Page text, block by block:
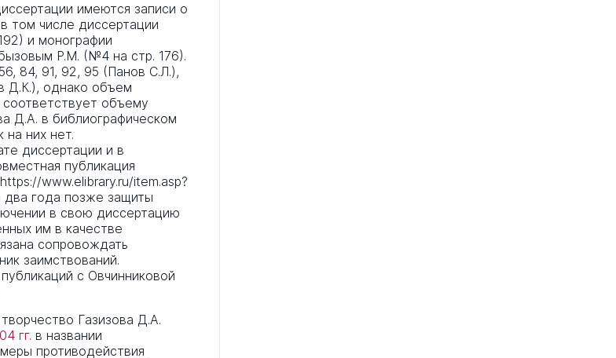
имеются записи о
том числе диссертации
и монографии
Р.М. (№4 на стр. 176).
84, 91, 92, 95 (Панов С.Л.),
Д.К.), однако объем
объему
Д.А. в библиографическом
на них нет.
диссертации и в
публикация
www.elibrary.ru/item.asp?
два года позже защиты
в свою диссертацию
им в качестве
сопровождать
заимствований.
с Овчинниковой
Газизова Д.А.
гг. в названии
противодействия